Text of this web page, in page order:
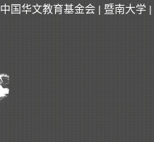
中国华文教育基金会 | 暨南大学 |